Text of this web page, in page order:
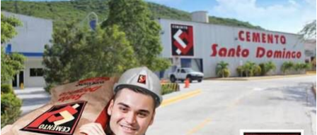
Correo electrónico*
Web